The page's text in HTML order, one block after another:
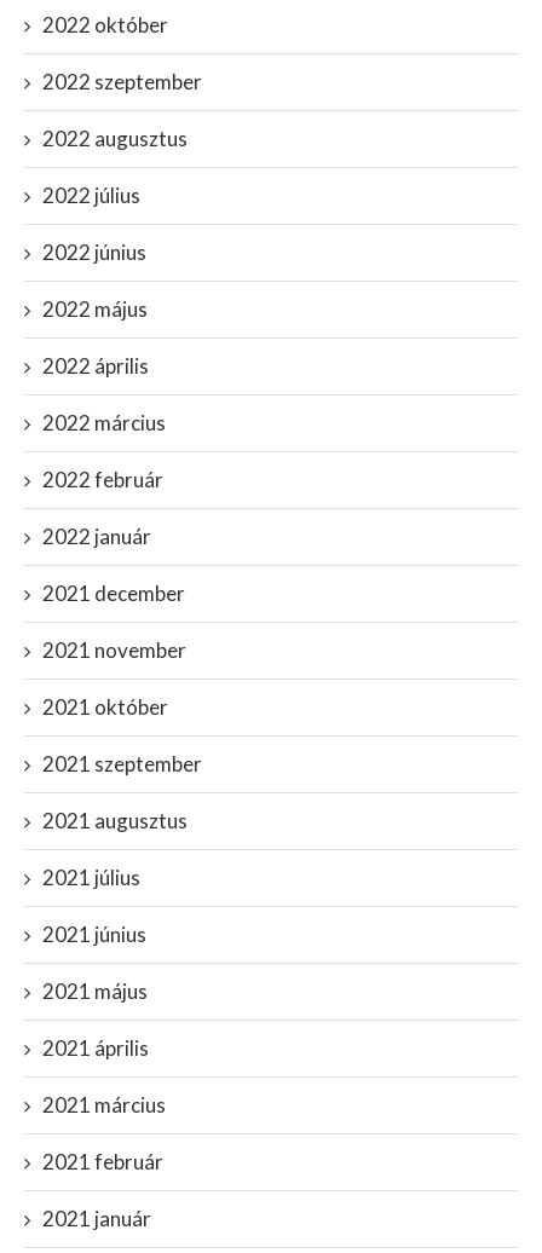
2022 október
2022 szeptember
2022 augusztus
2022 július
2022 június
2022 május
2022 április
2022 március
2022 február
2022 január
2021 december
2021 november
2021 október
2021 szeptember
2021 augusztus
2021 július
2021 június
2021 május
2021 április
2021 március
2021 február
2021 január